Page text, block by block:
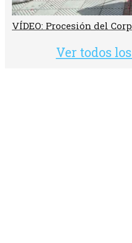
VÍDEO: Procesión del
Ver todos